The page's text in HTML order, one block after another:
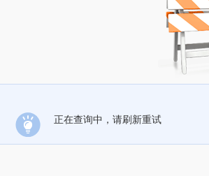
正在查询中，请刷新重试